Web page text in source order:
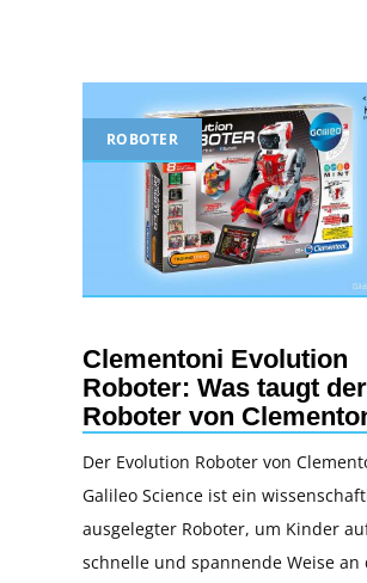
ROBOTER
Clementoni Evolution
Roboter: Was taugt der
Roboter von
Der Evolution Roboter von
Galileo Science ist ein
ausgelegter Roboter, um Kinder
schnelle und spannende Weise an